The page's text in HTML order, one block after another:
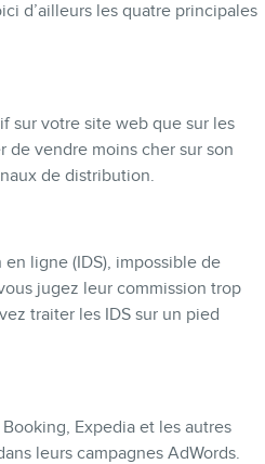
d’ailleurs les quatre principales
sur votre site web que sur les
de vendre moins cher sur son
de distribution.
ligne (IDS), impossible de
jugez leur commission trop
traiter les IDS sur un pied
Expedia et les autres
leurs campagnes AdWords.